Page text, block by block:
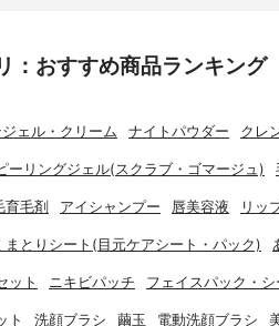
：おすすめ商品ランキング
ェル・クリーム ナイトパウダー クレ
ーリングジェル(スクラブ・ゴマージュ)
育毛剤 アイシャンプー 唇美容液 リッ
まとりシート(目元ケアシート・パック)
ット ニキビパッチ フェイスパック・シ
ト 洗顔ブラシ 繭玉 電動洗顔ブラシ